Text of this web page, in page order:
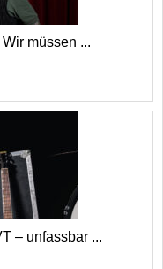
müssen ...
– unfassbar ...